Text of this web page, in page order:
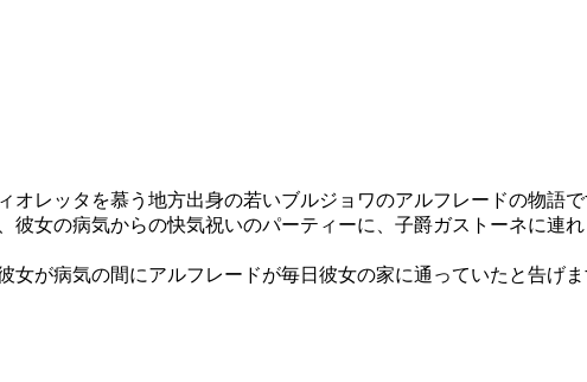
オレッタを慕う地方出身の若いブルジョワのアルフレードの物語で
彼女の病気からの快気祝いのパーティーに、子爵ガストーネに連
女が病気の間にアルフレードが毎日彼女の家に通っていたと告げま